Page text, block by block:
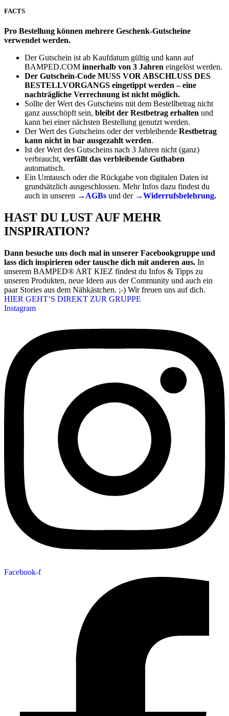
FACTS
Pro Bestellung können mehrere Geschenk-Gutscheine
verwendet werden.
Der Gutschein ist ab Kaufdatum gültig und kann auf
BAMPED.COM innerhalb von 3 Jahren eingelöst werden.
Der Gutschein-Code MUSS VOR ABSCHLUSS DES
BESTELLVORGANGS eingetippt werden – eine
nachträgliche Verrechnung ist nicht möglich.
Sollte der Wert des Gutscheins mit dem Bestellbetrag nicht
ganz ausschöpft sein, bleibt der Restbetrag erhalten und
kann bei einer nächsten Bestellung genutzt werden.
Der Wert des Gutscheins oder der verbleibende Restbetrag
kann nicht in bar ausgezahlt werden.
Ist der Wert des Gutscheins nach 3 Jahren nicht (ganz)
verbraucht, verfällt das verbleibende Guthaben
automatisch.
Ein Umtausch oder die Rückgabe von digitalen Daten ist
grundsätzlich ausgeschlossen. Mehr Infos dazu findest du
auch in unseren → AGBs und der →Widerrufsbelehrung.
HAST DU LUST AUF MEHR
INSPIRATION?
Dann besuche uns doch mal in unserer Facebookgruppe und
lass dich inspirieren oder tausche dich mit anderen aus. In
unserem BAMPED® ART KIEZ findest du Infos & Tipps zu
unseren Produkten, neue Ideen aus der Community und auch ein
paar Stories aus dem Nähkästchen. ;-) Wir freuen uns auf dich.
HIER GEHT’S DIREKT ZUR GRUPPE
Instagram
Facebook-f